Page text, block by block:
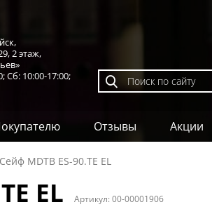
2 этаж,
Сб: 10:00-17:00;
Отзывы Акции
Сейф MDTB ES-90.ТE EL
EL Артикул:00-00001906